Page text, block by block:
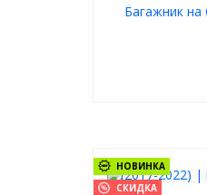
НОВИНКА
СКИДКА